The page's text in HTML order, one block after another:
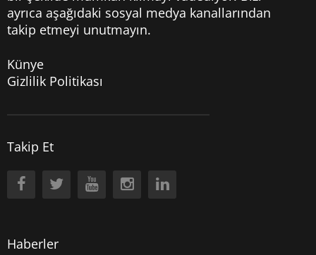
ayrıca aşağıdaki sosyal medya kanallarından
takip etmeyi unutmayın.
Künye
Gizlilik Politikası
Takip Et
Haberler